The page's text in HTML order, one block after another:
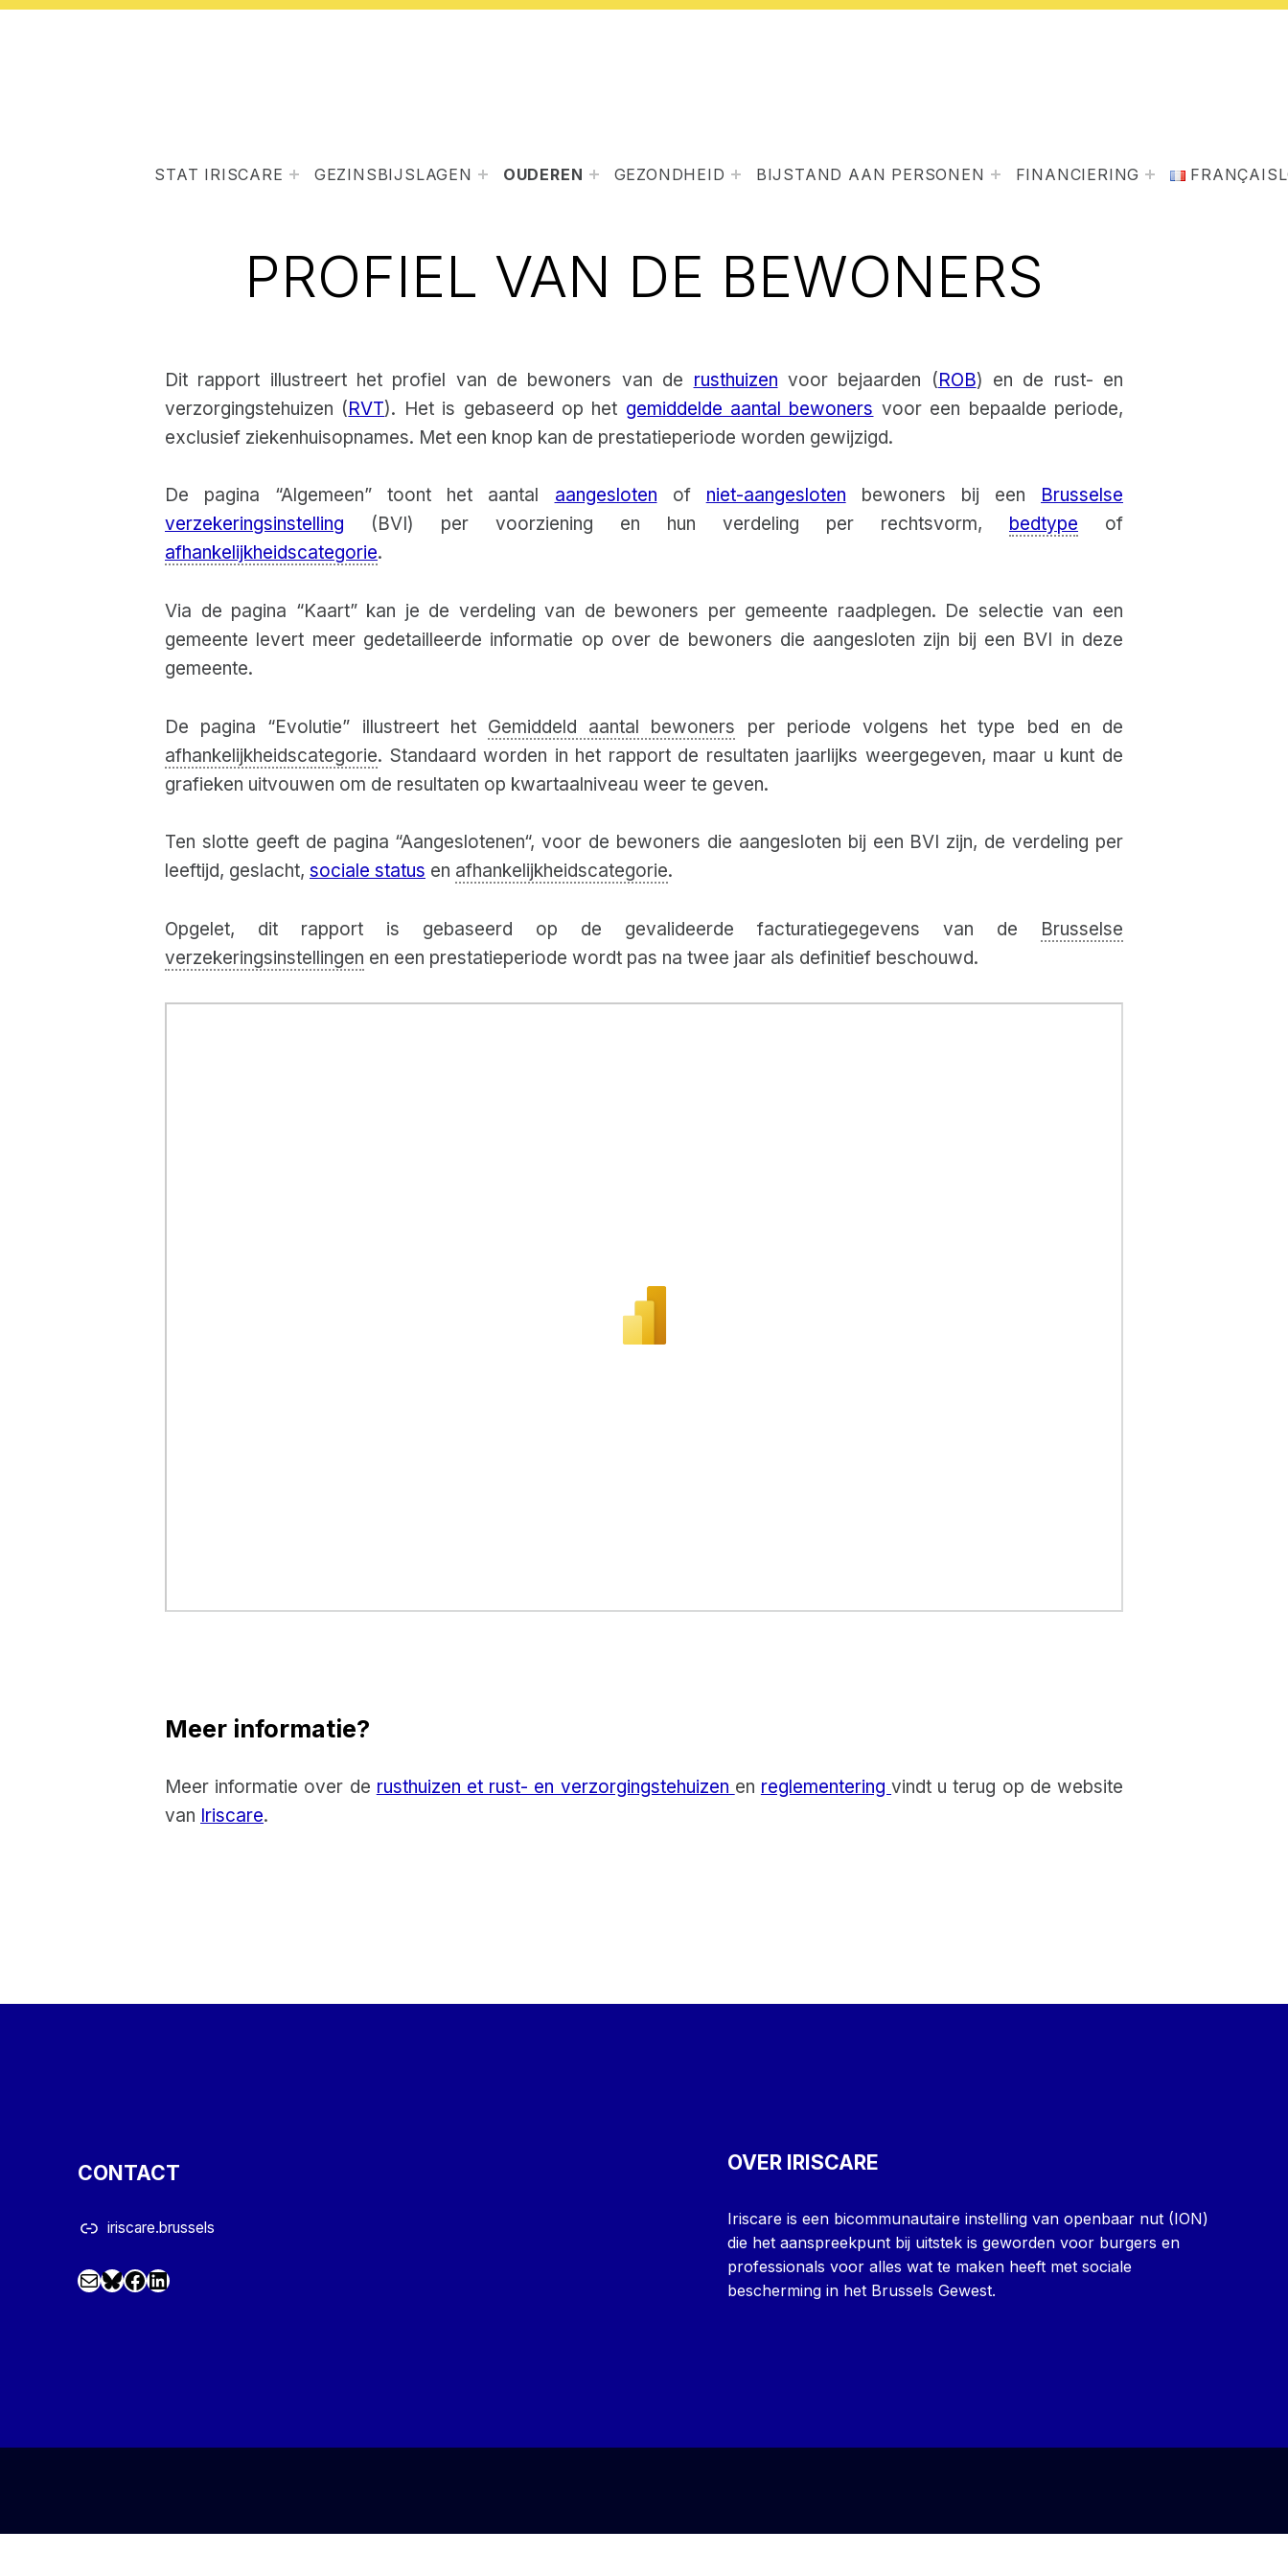
STAT IRISCARE GEZINSBIJSLAGEN OUDEREN GEZONDHEID BIJSTAND AAN PERSONEN FINANCIERING FRANÇAIS
PROFIEL VAN DE BEWONERS
Dit rapport illustreert het profiel van de bewoners van de rusthuizen voor bejaarden (ROB) en de rust- en
verzorgingstehuizen (RVT). Het is gebaseerd op het gemiddelde aantal bewoners voor een bepaalde periode,
exclusief ziekenhuisopnames. Met een knop kan de prestatieperiode worden gewijzigd.
De pagina “Algemeen” toont het aantal aangesloten of niet-aangesloten bewoners bij een Brusselse
verzekeringsinstelling (BVI) per voorziening en hun verdeling per rechtsvorm, bedtype of
afhankelijkheidscategorie.
Via de pagina “Kaart” kan je de verdeling van de bewoners per gemeente raadplegen. De selectie van een
gemeente levert meer gedetailleerde informatie op over de bewoners die aangesloten zijn bij een BVI in deze
gemeente.
De pagina “Evolutie” illustreert het Gemiddeld aantal bewoners per periode volgens het type bed en de
afhankelijkheidscategorie. Standaard worden in het rapport de resultaten jaarlijks weergegeven, maar u kunt de
grafieken uitvouwen om de resultaten op kwartaalniveau weer te geven.
Ten slotte geeft de pagina “Aangeslotenen“, voor de bewoners die aangesloten bij een BVI zijn, de verdeling per
leeftijd, geslacht, sociale status en afhankelijkheidscategorie.
Opgelet, dit rapport is gebaseerd op de gevalideerde facturatiegegevens van de Brusselse
verzekeringsinstellingen en een prestatieperiode wordt pas na twee jaar als definitief beschouwd.
Meer informatie?
Meer informatie over de rusthuizen et rust- en verzorgingstehuizen en reglementeringvindt u terug op de website
van Iriscare.
CONTACT
iriscare.brussels
Mail
@iriscare.bsky.social Facebook LinkedIn
OVER IRISCARE
Iriscare is een bicommunautaire instelling van openbaar nut (ION)
die het aanspreekpunt bij uitstek is geworden voor burgers en
professionals voor alles wat te maken heeft met sociale
bescherming in het Brussels Gewest.